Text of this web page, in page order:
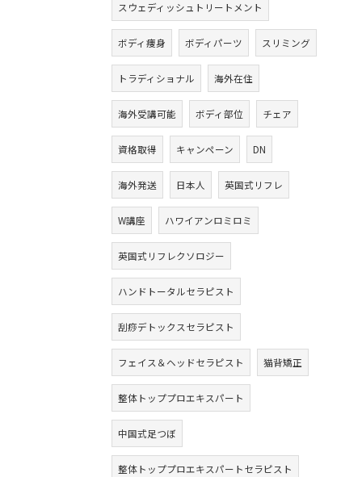
スウェディッシュトリートメント
ボディ痩身 ボディパーツ スリミング
トラディショナル 海外在住
海外受講可能 ボディ部位 チェア
資格取得 キャンペーン DN
海外発送 日本人 英国式リフレ
W講座 ハワイアンロミロミ
英国式リフレクソロジー
ハンドトータルセラピスト
刮痧デトックスセラピスト
フェイス＆ヘッドセラピスト 猫背矯正
整体トッププロエキスパート
中国式足つぼ
整体トッププロエキスパートセラピスト